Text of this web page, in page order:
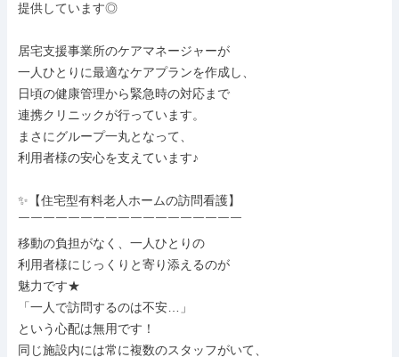
提供しています◎
居宅支援事業所のケアマネージャーが
一人ひとりに最適なケアプランを作成し、
日頃の健康管理から緊急時の対応まで
連携クリニックが行っています。
まさにグループ一丸となって、
利用者様の安心を支えています♪
✨【住宅型有料老人ホームの訪問看護】
￣￣￣￣￣￣￣￣￣￣￣￣￣￣￣￣￣￣
移動の負担がなく、一人ひとりの
利用者様にじっくりと寄り添えるのが
魅力です★
「一人で訪問するのは不安…」
という心配は無用です！
同じ施設内には常に複数のスタッフがいて、